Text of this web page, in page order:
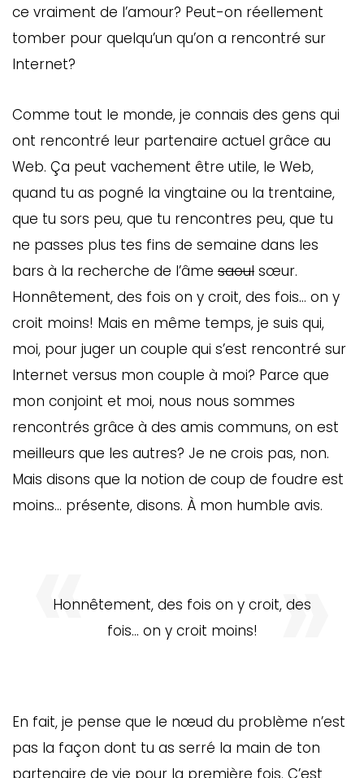
ce vraiment de l’amour? Peut-on réellement
tomber pour quelqu’un qu’on a rencontré sur
Internet?
Comme tout le monde, je connais des gens qui
ont rencontré leur partenaire actuel grâce au
Web. Ça peut vachement être utile, le Web,
quand tu as pogné la vingtaine ou la trentaine,
que tu sors peu, que tu rencontres peu, que tu
ne passes plus tes fins de semaine dans les
bars à la recherche de l’âme saoul sœur.
Honnêtement, des fois on y croit, des fois… on y
croit moins! Mais en même temps, je suis qui,
moi, pour juger un couple qui s’est rencontré sur
Internet versus mon couple à moi? Parce que
mon conjoint et moi, nous nous sommes
rencontrés grâce à des amis communs, on est
meilleurs que les autres? Je ne crois pas, non.
Mais disons que la notion de coup de foudre est
moins… présente, disons. À mon humble avis.
Honnêtement, des fois on y croit, des
fois… on y croit moins!
En fait, je pense que le nœud du problème n’est
pas la façon dont tu as serré la main de ton
partenaire de vie pour la première fois. C’est